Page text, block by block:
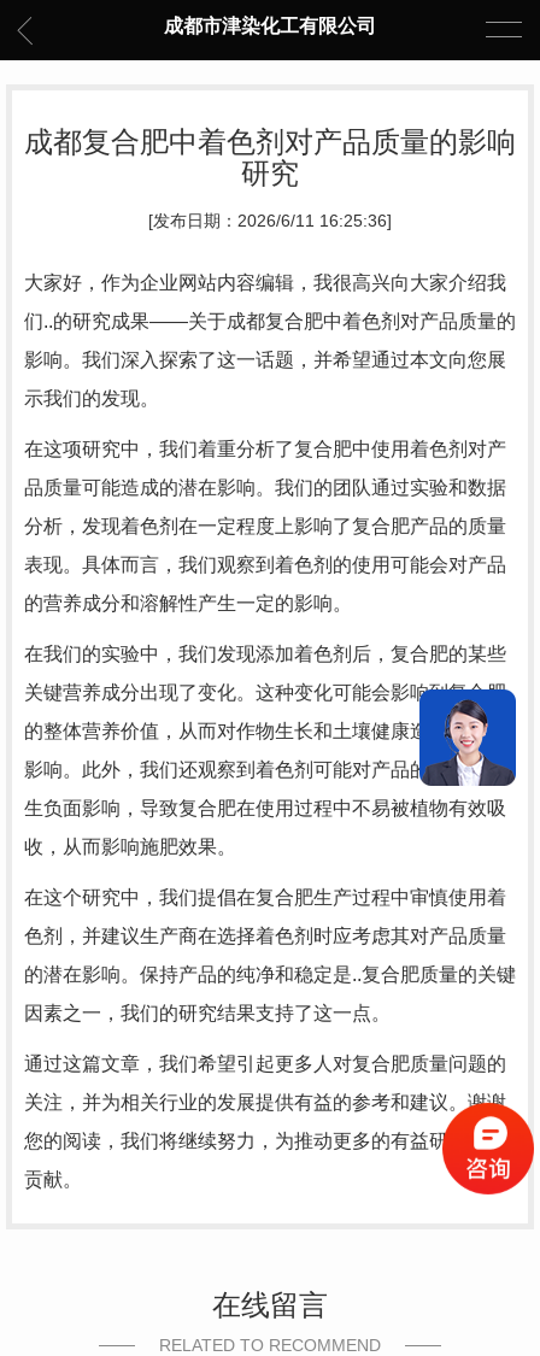
成都市津染化工有限公司
成都复合肥中着色剂对产品质量的影响
研究
[发布日期：2026/6/11 16:25:36]
大家好，作为企业网站内容编辑，我很高兴向大家介绍我
们..的研究成果——关于成都复合肥中着色剂对产品质量的
影响。我们深入探索了这一话题，并希望通过本文向您展
示我们的发现。
在这项研究中，我们着重分析了复合肥中使用着色剂对产
品质量可能造成的潜在影响。我们的团队通过实验和数据
分析，发现着色剂在一定程度上影响了复合肥产品的质量
表现。具体而言，我们观察到着色剂的使用可能会对产品
的营养成分和溶解性产生一定的影响。
在我们的实验中，我们发现添加着色剂后，复合肥的某些
关键营养成分出现了变化。这种变化可能会影响到复合肥
的整体营养价值，从而对作物生长和土壤健康造成一定的
影响。此外，我们还观察到着色剂可能对产品的溶解性产
生负面影响，导致复合肥在使用过程中不易被植物有效吸
收，从而影响施肥效果。
在这个研究中，我们提倡在复合肥生产过程中审慎使用着
色剂，并建议生产商在选择着色剂时应考虑其对产品质量
的潜在影响。保持产品的纯净和稳定是..复合肥质量的关键
因素之一，我们的研究结果支持了这一点。
通过这篇文章，我们希望引起更多人对复合肥质量问题的
关注，并为相关行业的发展提供有益的参考和建议。谢谢
您的阅读，我们将继续努力，为推动更多的有益研究做出
贡献。
在线留言
RELATED TO RECOMMEND